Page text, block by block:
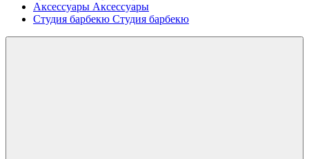
Аксессуары Аксессуары
Студия барбекю Студия барбекю